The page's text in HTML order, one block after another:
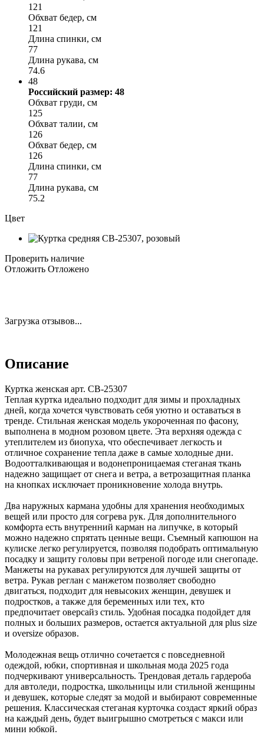
121
Обхват бедер, см
121
Длина спинки, см
77
Длина рукава, см
74.6
48
Российский размер: 48
Обхват груди, см
125
Обхват талии, см
126
Обхват бедер, см
126
Длина спинки, см
77
Длина рукава, см
75.2
Цвет
Проверить наличие
Отложить Отложено
Загрузка отзывов...
Описание
Куртка женская арт. CB-25307
Теплая куртка идеально подходит для зимы и прохладных
дней, когда хочется чувствовать себя уютно и оставаться в
тренде. Стильная женская модель укороченная по фасону,
выполнена в модном розовом цвете. Эта верхняя одежда с
утеплителем из биопуха, что обеспечивает легкость и
отличное сохранение тепла даже в самые холодные дни.
Водоотталкивающая и водонепроницаемая стеганая ткань
надежно защищает от снега и ветра, а ветрозащитная планка
на кнопках исключает проникновение холода внутрь.
Два наружных кармана удобны для хранения необходимых
вещей или просто для согрева рук. Для дополнительного
комфорта есть внутренний карман на липучке, в который
можно надежно спрятать ценные вещи. Съемный капюшон на
кулиске легко регулируется, позволяя подобрать оптимальную
посадку и защиту головы при ветреной погоде или снегопаде.
Манжеты на рукавах регулируются для лучшей защиты от
ветра. Рукав реглан с манжетом позволяет свободно
двигаться, подходит для невысоких женщин, девушек и
подростков, а также для беременных или тех, кто
предпочитает оверсайз стиль. Удобная посадка подойдет для
полных и больших размеров, остается актуальной для plus size
и oversize образов.
Молодежная вещь отлично сочетается с повседневной
одеждой, юбки, спортивная и школьная мода 2025 года
подчеркивают универсальность. Трендовая деталь гардероба
для автоледи, подростка, школьницы или стильной женщины
и девушек, которые следят за модой и выбирают современные
решения. Классическая стеганая курточка создаст яркий образ
на каждый день, будет выигрышно смотреться с макси или
мини юбкой.